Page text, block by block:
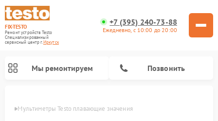
FIX-TESTO
Ремонт устройств Testo
Специализированный
cервисный центр г.Иркутск
+7 (395) 240-73-88
Ежедневно, с 10:00 до 20:00
Мы ремонтируем Позвонить
Мультиметры Testo плавающие значения